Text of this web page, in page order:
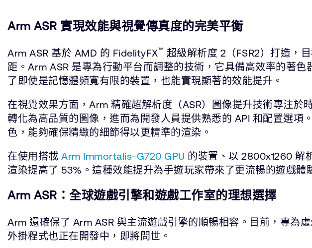
Arm ASR 實現效能與視覺傳真度的完美平衡
Arm ASR 基於 AMD 的 FidelityFX™ 超級解析度 2（FSR2）打造，
距。Arm ASR 是專為行動平台而調整的技術，它具備高效率的著
了即使是記憶體頻寬有限的裝置，也能實現顯著的效能提升。
在視覺效果方面，Arm 精確超解析度（ASR）圖像提升技術專注
轉化為高品質的圖像，進而為開發人員提供熟悉的 API 和配置選
色，能夠確保精緻的細節得以更精準的渲染。
在使用搭載 Arm Immortalis-G720 GPU 的裝置、以 2800x1260 解
渲染提高了 53%。這種效能提升為手遊玩家帶來了更流暢的遊戲
Arm ASR：全球遊戲引擎和遊戲工作室的理想選擇
Arm 還確保了 Arm ASR 與主流遊戲引擎的順暢相容。目前，專為
外掛程式也正在開發中，即將問世。